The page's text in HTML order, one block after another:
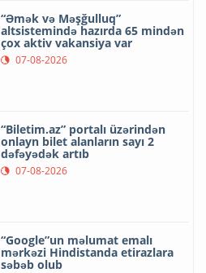
“Əmək və Məşğulluq”
altsistemində hazırda 65 mindən
çox aktiv vakansiya var
07-08-2026
“Biletim.az” portalı üzərindən
onlayn bilet alanların sayı 2
dəfəyədək artıb
07-08-2026
“Google”un məlumat emalı
mərkəzi Hindistanda etirazlara
səbəb olub